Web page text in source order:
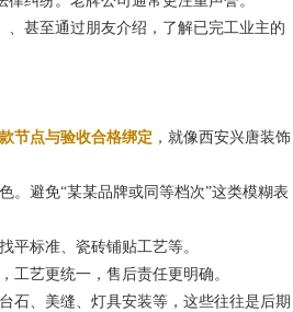
甚至通过朋友介绍，了解已完工业主的
节点与验收合格绑定 ，就像西安兴唐装饰
。避免“某某品牌或同等档次”这类模糊表
平标准、瓷砖铺贴工艺等。
工艺更统一，售后责任更明确。
石、美缝、灯具安装等，这些往往是后期